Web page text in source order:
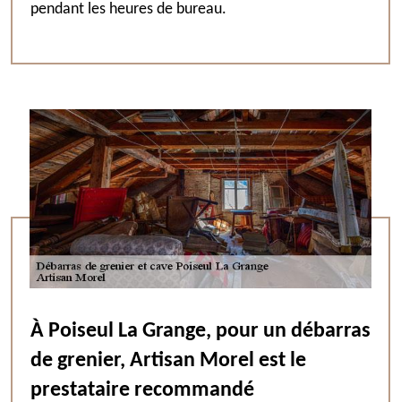
pendant les heures de bureau.
À Poiseul La Grange, pour un débarras
de grenier, Artisan Morel est le
prestataire recommandé